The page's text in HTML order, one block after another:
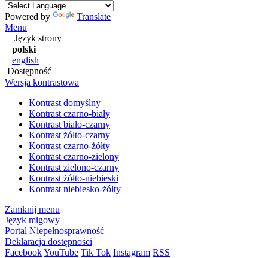
Powered by
Translate
Menu
Język strony
polski
english
Dostępność
Wersja kontrastowa
Kontrast domyślny
Kontrast czarno-biały
Kontrast biało-czarny
Kontrast żółto-czarny
Kontrast czarno-żółty
Kontrast czarno-zielony
Kontrast zielono-czarny
Kontrast żółto-niebieski
Kontrast niebiesko-żółty
Zamknij menu
Język migowy
Portal Niepełnosprawność
Deklaracja dostępności
FacebookYouTube Tik Tok Instagram RSS